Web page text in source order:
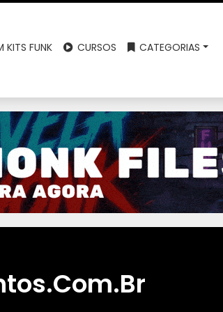
KITS FUNK CURSOS CATEGORIAS